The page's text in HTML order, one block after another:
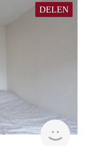
DELEN
rent